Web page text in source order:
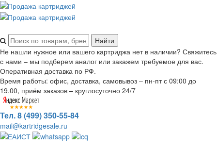
Не нашли нужное или вашего картриджа нет в наличии? Свяжитесь
с нами – мы подберем аналог или закажем требуемое для вас.
Оперативная доставка по РФ.
Время работы: офис, доставка, самовывоз – пн-пт с 09:00 до
19.00, приём заказов – круглосуточно 24/7
Тел. 8 (499) 350-55-84
mail@kartridgesale.ru